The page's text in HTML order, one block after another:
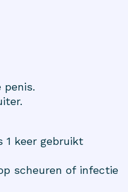
penis.
1 keer gebruikt
scheuren of infectie